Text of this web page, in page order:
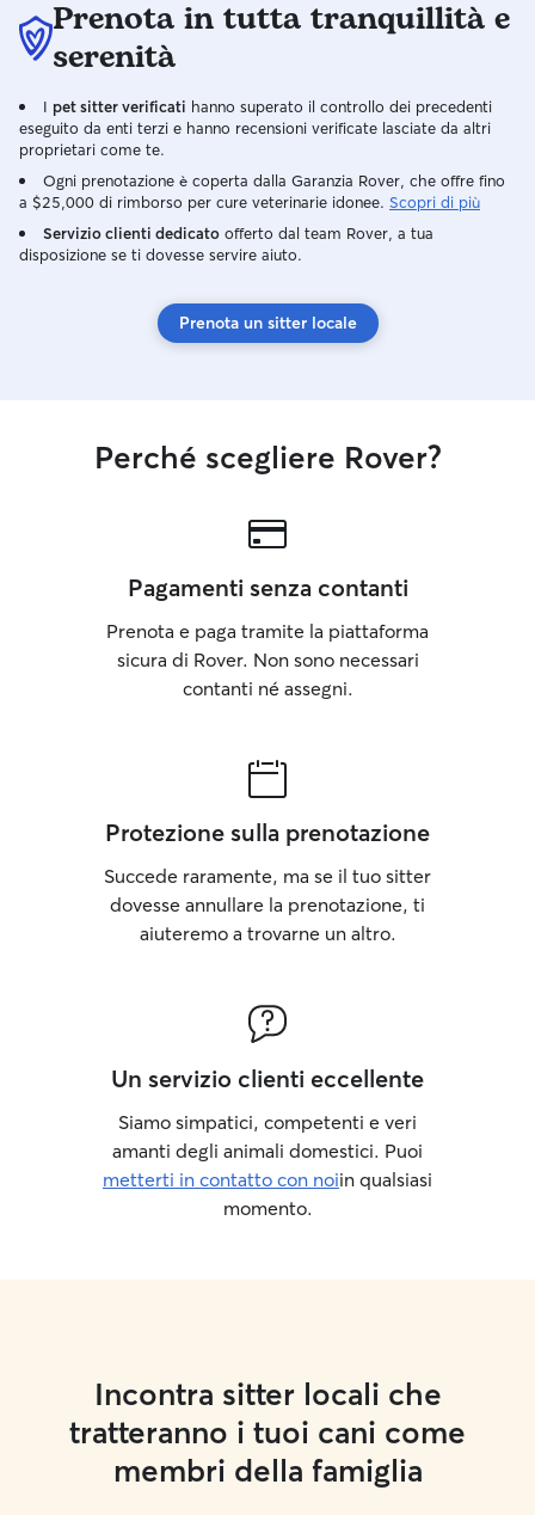
Prenota in tutta tranquillità e
serenità
I pet sitter verificati hanno superato il controllo dei precedenti
eseguito da enti terzi e hanno recensioni verificate lasciate da altri
proprietari come te.
Ogni prenotazione è coperta dalla Garanzia Rover, che offre fino
a $25,000 di rimborso per cure veterinarie idonee. Scopri di più
Servizio clienti dedicato offerto dal team Rover, a tua
disposizione se ti dovesse servire aiuto.
Prenota un sitter locale
Perché scegliere Rover?
Pagamenti senza contanti
Prenota e paga tramite la piattaforma
sicura di Rover. Non sono necessari
contanti né assegni.
Protezione sulla prenotazione
Succede raramente, ma se il tuo sitter
dovesse annullare la prenotazione, ti
aiuteremo a trovarne un altro.
Un servizio clienti eccellente
Siamo simpatici, competenti e veri
amanti degli animali domestici. Puoi
metterti in contatto con noiin qualsiasi
momento.
Incontra sitter locali che
tratteranno i tuoi cani come
membri della famiglia